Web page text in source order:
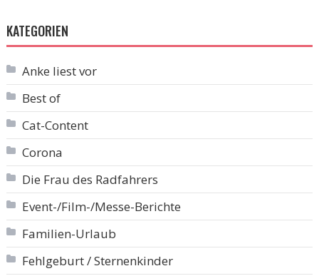
KATEGORIEN
Anke liest vor
Best of
Cat-Content
Corona
Die Frau des Radfahrers
Event-/Film-/Messe-Berichte
Familien-Urlaub
Fehlgeburt / Sternenkinder